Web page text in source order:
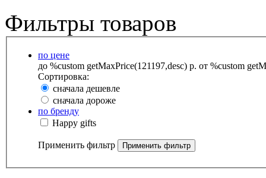
Фильтры товаров
по цене
до %custom getMaxPrice(121197,desc) р. от %custom
Сортировка:
сначала дешевле
сначала дороже
по бренду
Happy gifts
Применить фильтр